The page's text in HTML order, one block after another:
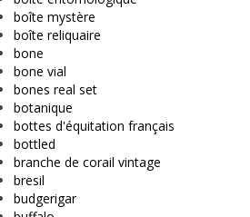
boîte mystère
boîte reliquaire
bone
bone vial
bones real set
botanique
bottes d'équitation français
bottled
branche de corail vintage
bresil
budgerigar